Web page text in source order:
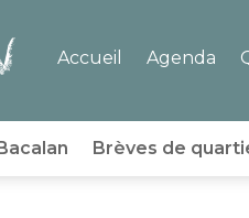
Accueil Agenda
Brèves de